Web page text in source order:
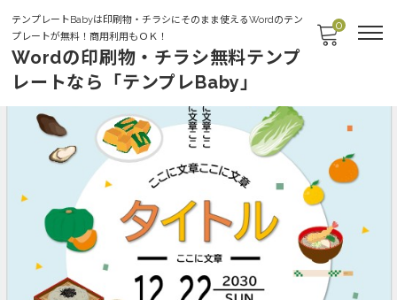
テンプレートBabyは印刷物・チラシにそのまま使えるWordのテン
プレートが無料！商用利用もＯＫ！
Wordの印刷物・チラシ無料テンプ
レートなら「テンプレBaby」
0